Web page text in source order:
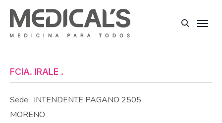
FCIA. IRALE .
Sede: INTENDENTE PAGANO 2505
MORENO